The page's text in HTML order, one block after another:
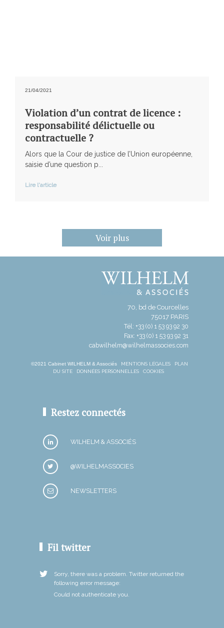
21/04/2021
Violation d’un contrat de licence :
responsabilité délictuelle ou
contractuelle ?
Alors que la Cour de justice de l’Union européenne,
saisie d’une question p...
Lire l'article
Voir plus
70, bd de Courcelles
75017 PARIS
Tél: +33 (0) 1 53 93 92 30
Fax: +33 (0) 1 53 93 92 31
cabwilhelm@wilhelmassocies.com
©2021 Cabinet WILHELM & Associés MENTIONS LÉGALES
PLAN
DU SITE
DONNÉES PERSONNELLES COOKIES
Restez connectés
WILHELM & ASSOCIÉS
@WILHELMASSOCIES
NEWSLETTERS
Fil twitter
Sorry, there was a problem. Twitter returned the
following error message:
Could not authenticate you.